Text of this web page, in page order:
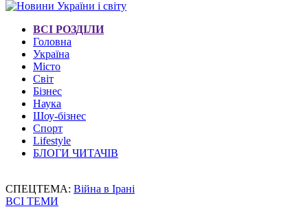
ВСІ РОЗДІЛИ
Головна
Україна
Місто
Світ
Бізнес
Наука
Шоу-бізнес
Спорт
Lifestyle
БЛОГИ ЧИТАЧІВ
СПЕЦТЕМА: Війна в Ірані
ВСІ ТЕМИ